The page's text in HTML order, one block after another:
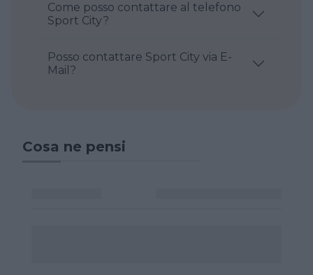
Come posso contattare al telefono
Sport City?
Posso contattare Sport City via E-
Mail?
Cosa ne pensi